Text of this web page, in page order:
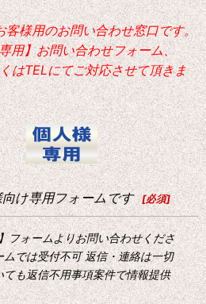
客様用のお問い合わせ窓口です。
用】お問い合わせフォーム、
はTELにてご対応させて頂きま
け専用フォームです [必須]
フォームよりお問い合わせくださ
では受付不可 返信・連絡は一切
も返信不用事項案件で情報提供